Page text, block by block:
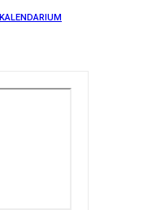
KALENDARIUM